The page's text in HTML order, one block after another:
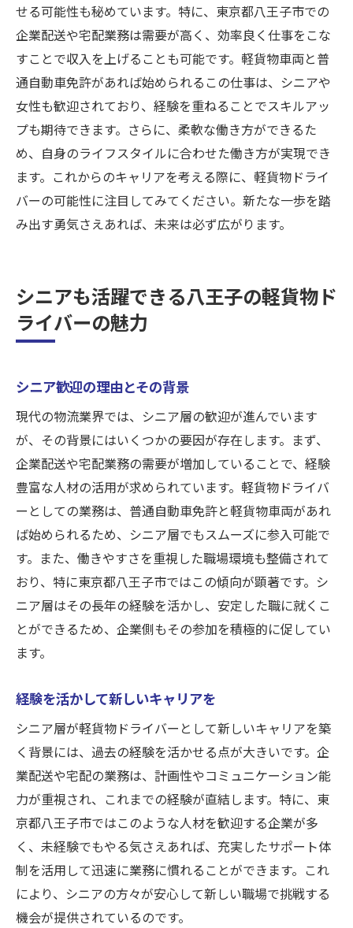
せる可能性も秘めています。特に、東京都八王子市での
企業配送や宅配業務は需要が高く、効率良く仕事をこな
すことで収入を上げることも可能です。軽貨物車両と普
通自動車免許があれば始められるこの仕事は、シニアや
女性も歓迎されており、経験を重ねることでスキルアッ
プも期待できます。さらに、柔軟な働き方ができるた
め、自身のライフスタイルに合わせた働き方が実現でき
ます。これからのキャリアを考える際に、軽貨物ドライ
バーの可能性に注目してみてください。新たな一歩を踏
み出す勇気さえあれば、未来は必ず広がります。
シニアも活躍できる八王子の軽貨物ド
ライバーの魅力
シニア歓迎の理由とその背景
現代の物流業界では、シニア層の歓迎が進んでいます
が、その背景にはいくつかの要因が存在します。まず、
企業配送や宅配業務の需要が増加していることで、経験
豊富な人材の活用が求められています。軽貨物ドライバ
ーとしての業務は、普通自動車免許と軽貨物車両があれ
ば始められるため、シニア層でもスムーズに参入可能で
す。また、働きやすさを重視した職場環境も整備されて
おり、特に東京都八王子市ではこの傾向が顕著です。シ
ニア層はその長年の経験を活かし、安定した職に就くこ
とができるため、企業側もその参加を積極的に促してい
ます。
経験を活かして新しいキャリアを
シニア層が軽貨物ドライバーとして新しいキャリアを築
く背景には、過去の経験を活かせる点が大きいです。企
業配送や宅配の業務は、計画性やコミュニケーション能
力が重視され、これまでの経験が直結します。特に、東
京都八王子市ではこのような人材を歓迎する企業が多
く、未経験でもやる気さえあれば、充実したサポート体
制を活用して迅速に業務に慣れることができます。これ
により、シニアの方々が安心して新しい職場で挑戦する
機会が提供されているのです。